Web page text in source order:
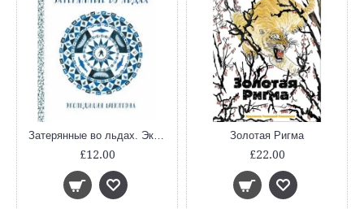
Затерянные во льдах. Экспедиция Шеклтона
£12.00
Золотая Ригма
£22.00